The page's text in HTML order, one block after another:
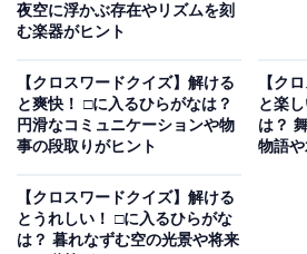
夜空に浮かぶ存在やリズムを刻
む楽器がヒント
【クロスワードクイズ】解ける
と爽快！ □に入るひらがなは？
円滑なコミュニケーションや物
事の段取りがヒント
【ク
と楽
は？
物語
【クロスワードクイズ】解ける
とうれしい！ □に入るひらがな
は？ 暮れなずむ空の光景や将来